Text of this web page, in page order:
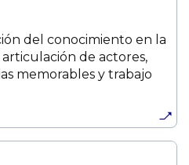
del conocimiento en la
de actores,
memorables y trabajo